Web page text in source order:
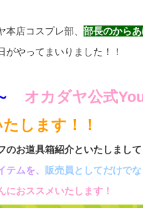
本店コスプレ部、 部長のから
がやってまいりました！！
オカダヤ公式
します！！
のお道具箱紹介といたしまして
ムを、
販売員としてだけで
におススメいたします！